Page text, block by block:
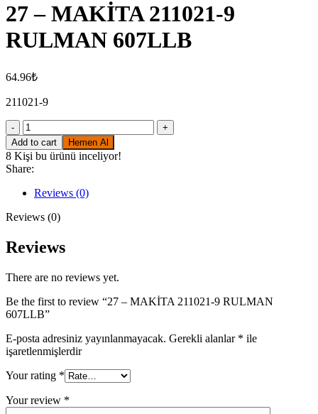
27 – MAKİTA 211021-9
RULMAN 607LLB
64.96₺
211021-9
27
-
MAKİTA
211021-
9
RULMAN
607LLB
quantity
Add to cart Hemen Al
8 Kişi bu ürünü inceliyor!
Share:
Reviews (0)
Reviews (0)
Reviews
There are no reviews yet.
Be the first to review “27 – MAKİTA 211021-9 RULMAN
607LLB”
E-posta adresiniz yayınlanmayacak. Gerekli alanlar * ile
işaretlenmişlerdir
Your rating *
Your review *